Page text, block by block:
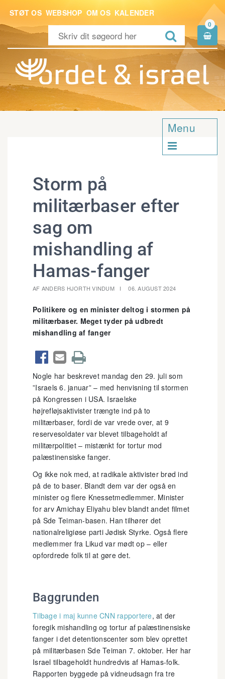
STØT OS WEBSHOP OM OS KALENDER

0

Menu

Storm på
militærbaser efter
sag om
mishandling af
Hamas-fanger
AF ANDERS HJORTH VINDUM 06. AUGUST 2024
Politikere og en minister deltog i stormen på
militærbaser. Meget tyder på udbredt
mishandling af fanger
  
Nogle har beskrevet mandag den 29. juli som
”Israels 6. januar” – med henvisning til stormen
på Kongressen i USA. Israelske
højrefløjsaktivister trængte ind på to
militærbaser, fordi de var vrede over, at 9
reservesoldater var blevet tilbageholdt af
militærpolitiet – mistænkt for tortur mod
palæstinensiske fanger.
Og ikke nok med, at radikale aktivister brød ind
på de to baser. Blandt dem var der også en
minister og flere Knessetmedlemmer. Minister
for arv Amichay Eliyahu blev blandt andet filmet
på Sde Teiman-basen. Han tilhører det
nationalreligiøse parti Jødisk Styrke. Også flere
medlemmer fra Likud var mødt op – eller
opfordrede folk til at gøre det.
Baggrunden
Tilbage i maj kunne CNN rapportere, at der
foregik mishandling og tortur af palæstinensiske
fanger i det detentionscenter som blev oprettet
på militærbasen Sde Teiman 7. oktober. Her har
Israel tilbageholdt hundredvis af Hamas-folk.
Rapporten byggede på vidneudsagn fra tre